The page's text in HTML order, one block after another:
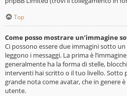
Top
Come posso mostrare un’immagine
Ci possono essere due immagini sotto
leggono i messaggi. La prima è
generalmente ha la forma di stelle,
interventi hai scritto o il tuo livello. Sotto
grande nota come avatar, che in genere
utente.